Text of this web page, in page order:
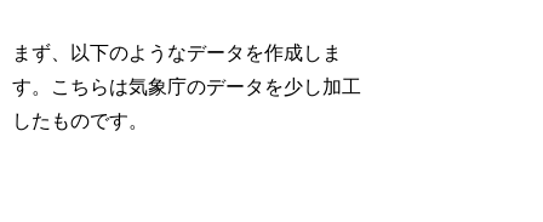
まず、以下のようなデータを作成しま
す。こちらは気象庁のデータを少し加工
したものです。